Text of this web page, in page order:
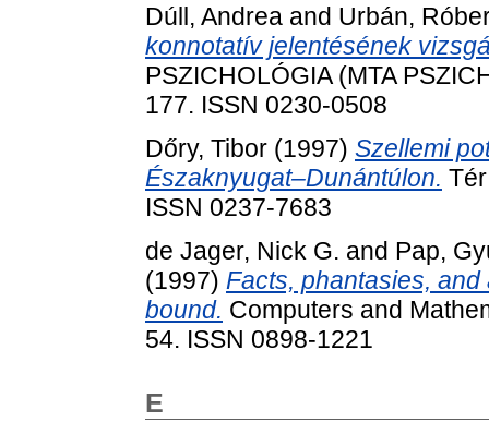
Dúll, Andrea and Urbán,
konnotatív jelentésének
PSZICHOLÓGIA (MTA
177. ISSN 0230-0508
Dőry, Tibor (1997) Szellemi
Északnyugat–Dunántúlon.
ISSN 0237-7683
de Jager, Nick G. and Pap,
(1997) Facts, phantasies,
bound. Computers and
54. ISSN 0898-1221
E